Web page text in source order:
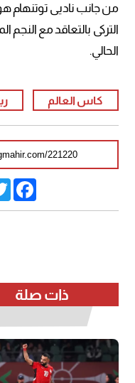
من جانب ناديى توتنهام
التركى بالتعاقد مع
الحالي.
كاس العالم
ذات صلة